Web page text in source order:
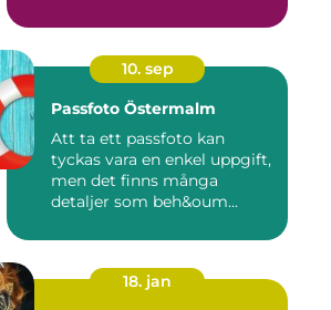
10. sep
Passfoto Östermalm
Att ta ett passfoto kan
tyckas vara en enkel uppgift,
men det finns många
detaljer som beh&oum...
18. jan